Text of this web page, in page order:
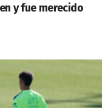
y fue merecido